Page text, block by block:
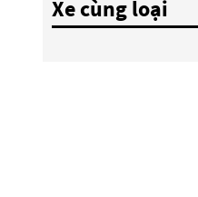
Xe cùng loại